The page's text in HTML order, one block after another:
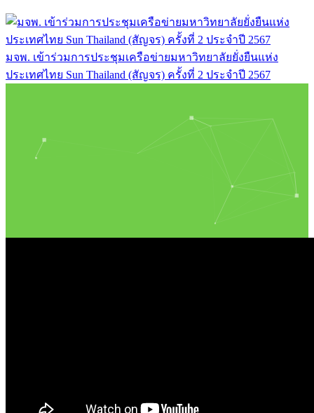
มจพ. เข้าร่วมการประชุมเครือข่ายมหาวิทยาลัยยั่งยืนแห่ง
ประเทศไทย Sun Thailand (สัญจร) ครั้งที่ 2 ประจำปี 2567